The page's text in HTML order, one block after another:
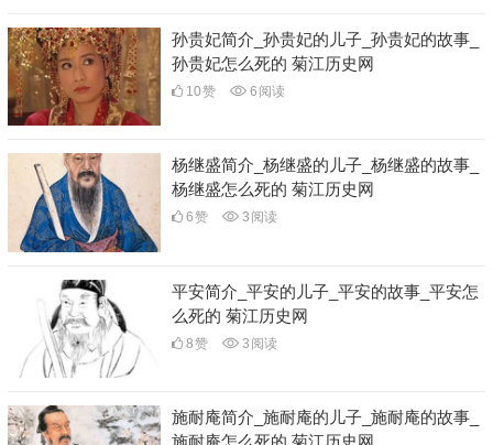
孙贵妃简介_孙贵妃的儿子_孙贵妃的故事_
孙贵妃怎么死的 菊江历史网
10赞 6 阅读
杨继盛简介_杨继盛的儿子_杨继盛的故事_
杨继盛怎么死的 菊江历史网
6赞 3 阅读
平安简介_平安的儿子_平安的故事_平安怎
么死的 菊江历史网
8赞 3 阅读
施耐庵简介_施耐庵的儿子_施耐庵的故事_